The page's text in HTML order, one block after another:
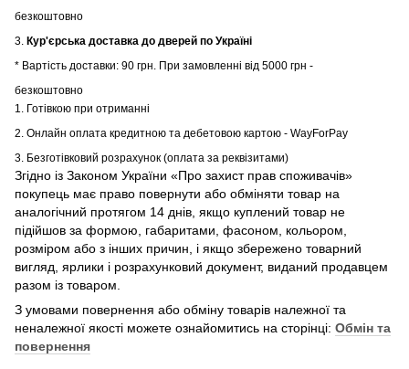
безкоштовно
3. Кур'єрська доставка до дверей по Україні
* Вартість доставки: 90 грн. При замовленні від 5000 грн -
безкоштовно
1. Готівкою при отриманні
2. Онлайн оплата кредитною та дебетовою картою - WayForPay
3. Безготівковий розрахунок (оплата за реквізитами)
Згідно із Законом України «Про захист прав споживачів»
покупець має право повернути або обміняти товар на
аналогічний протягом 14 днів, якщо куплений товар не
підійшов за формою, габаритами, фасоном, кольором,
розміром або з інших причин, і якщо збережено товарний
вигляд, ярлики і розрахунковий документ, виданий продавцем
разом із товаром.
З умовами повернення або обміну товарів належної та
неналежної якості можете ознайомитись на сторінці: Обмін та
повернення